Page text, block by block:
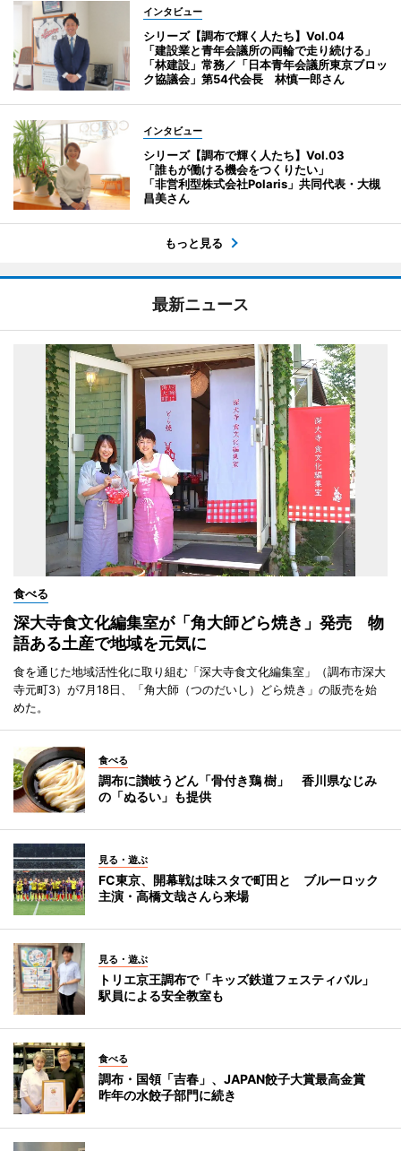
インタビュー
シリーズ【調布で輝く人たち】Vol.04
「建設業と青年会議所の両輪で走り続ける」
「林建設」常務／「日本青年会議所東京ブロッ
ク協議会」第54代会長 林慎一郎さん
インタビュー
シリーズ【調布で輝く人たち】Vol.03
「誰もが働ける機会をつくりたい」
「非営利型株式会社Polaris」共同代表・大槻
昌美さん
もっと見る
最新ニュース
食べる
深大寺食文化編集室が「角大師どら焼き」発売 物
語ある土産で地域を元気に
食を通じた地域活性化に取り組む「深大寺食文化編集室」（調布市深大
寺元町3）が7月18日、「角大師（つのだいし）どら焼き」の販売を始
めた。
食べる
調布に讃岐うどん「骨付き鶏 樹」 香川県なじみ
の「ぬるい」も提供
見る・遊ぶ
FC東京、開幕戦は味スタで町田と ブルーロック
主演・高橋文哉さんら来場
見る・遊ぶ
トリエ京王調布で「キッズ鉄道フェスティバル」
駅員による安全教室も
食べる
調布・国領「吉春」、JAPAN餃子大賞最高金賞
昨年の水餃子部門に続き